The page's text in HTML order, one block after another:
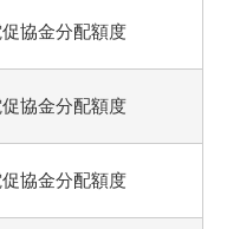
協金分配額度
協金分配額度
協金分配額度